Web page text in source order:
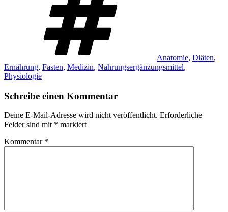
Anatomie, Diäten,
Ernährung, Fasten, Medizin, Nahrungsergänzungsmittel,
Physiologie
Schreibe einen Kommentar
Deine E-Mail-Adresse wird nicht veröffentlicht. Erforderliche
Felder sind mit * markiert
Kommentar *